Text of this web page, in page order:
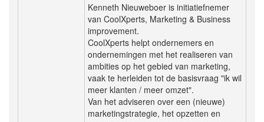
Kenneth Nieuweboer is initiatiefnemer
van CoolXperts, Marketing & Business
improvement.
CoolXperts helpt ondernemers en
ondernemingen met het realiseren van
ambities op het gebied van marketing,
vaak te herleiden tot de basisvraag "ik wil
meer klanten / meer omzet".
Van het adviseren over een (nieuwe)
marketingstrategie, het opzetten en